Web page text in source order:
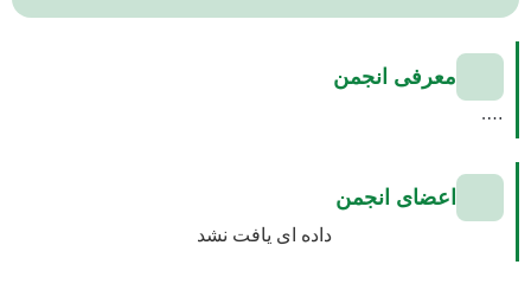
معرفی انجمن
….
اعضای انجمن
داده ای یافت نشد